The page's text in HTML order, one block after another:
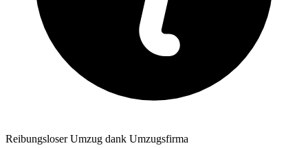
Reibungsloser Umzug dank Umzugsfirma